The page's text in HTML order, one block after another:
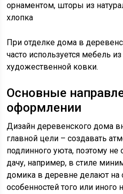
орнаментом, шторы из
хлопка
При отделке дома в
часто используется мебель
художественной ковки.
Основные
оформлении
Дизайн деревенского дома
главной цели – создавать
подлинного уюта, поэтому
дачу, например, в стиле
домика в деревне делают на
особенностей того или